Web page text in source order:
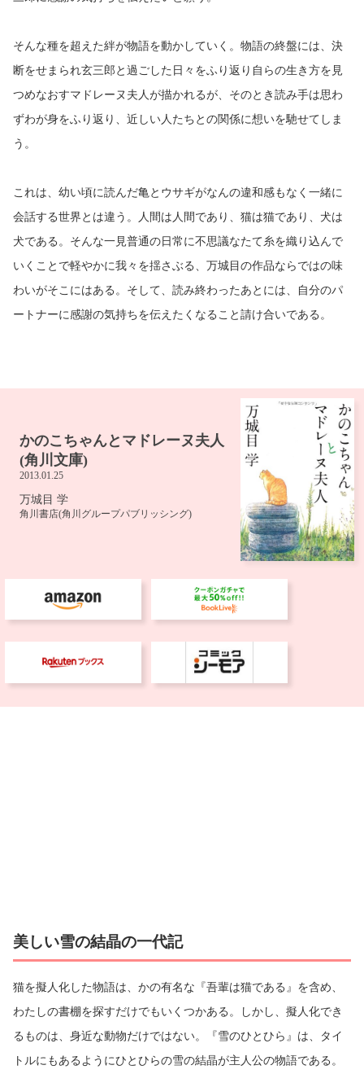
そんな種を超えた絆が物語を動かしていく。物語の終盤には、決
断をせまられ玄三郎と過ごした日々をふり返り自らの生き方を見
つめなおすマドレーヌ夫人が描かれるが、そのとき読み手は思わ
ずわが身をふり返り、近しい人たちとの関係に想いを馳せてしま
う。
これは、幼い頃に読んだ亀とウサギがなんの違和感もなく一緒に
会話する世界とは違う。人間は人間であり、猫は猫であり、犬は
犬である。そんな一見普通の日常に不思議なたて糸を織り込んで
いくことで軽やかに我々を揺さぶる、万城目の作品ならではの味
わいがそこにはある。そして、読み終わったあとには、自分のパ
ートナーに感謝の気持ちを伝えたくなること請け合いである。
美しい雪の結晶の一代記
猫を擬人化した物語は、かの有名な『吾輩は猫である』を含め、
わたしの書棚を探すだけでもいくつかある。しかし、擬人化でき
るものは、身近な動物だけではない。『雪のひとひら』は、タイ
トルにもあるようにひとひらの雪の結晶が主人公の物語である。